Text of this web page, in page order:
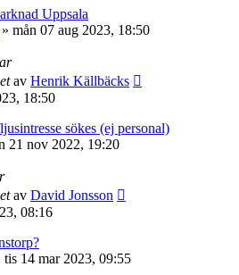
Uppsala
» mån 07 aug 2023, 18:50
av Henrik Källbäcks
18:50
sökes (ej personal)
21 nov 2022, 19:20
av David Jonsson
08:16
tis 14 mar 2023, 09:55